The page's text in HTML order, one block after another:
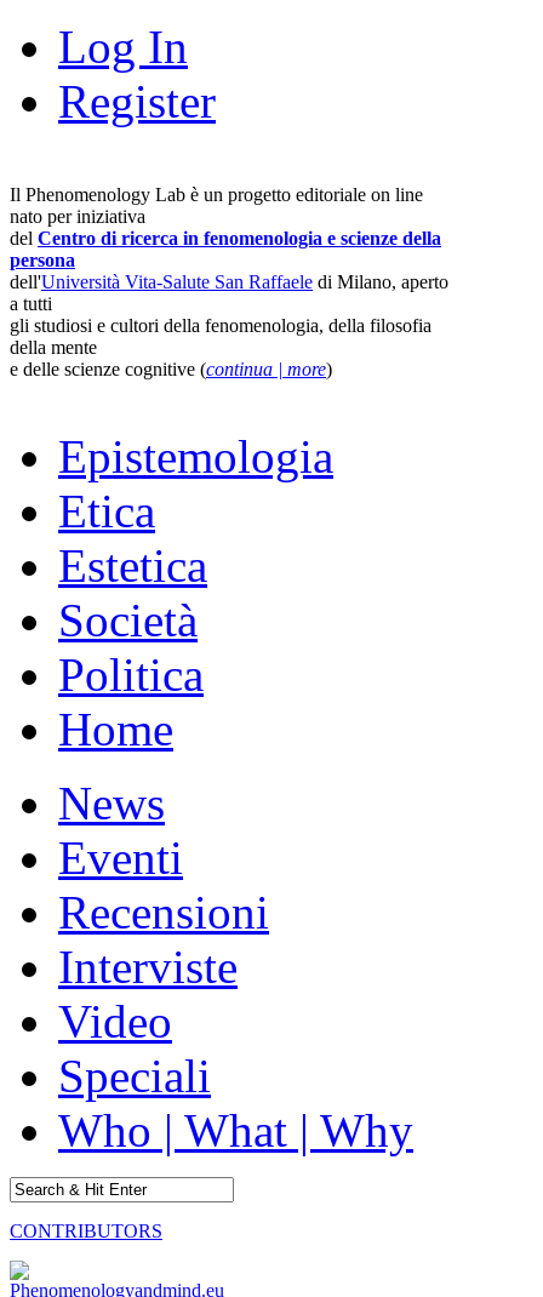
Log In
Register
Il Phenomenology Lab è un progetto editoriale on line
nato per iniziativa
del Centro di ricerca in fenomenologia e scienze della
persona
dell'Università Vita-Salute San Raffaele di Milano, aperto
a tutti
gli studiosi e cultori della fenomenologia, della filosofia
della mente
e delle scienze cognitive (continua | more)
Epistemologia
Etica
Estetica
Società
Politica
Home
News
Eventi
Recensioni
Interviste
Video
Speciali
Who | What | Why
CONTRIBUTORS